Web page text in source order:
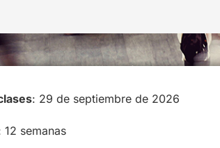
: 29 de septiembre de 2026
12 semanas